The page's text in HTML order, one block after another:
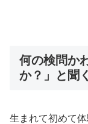
何の検問か
か？」と聞
生まれて初めて体